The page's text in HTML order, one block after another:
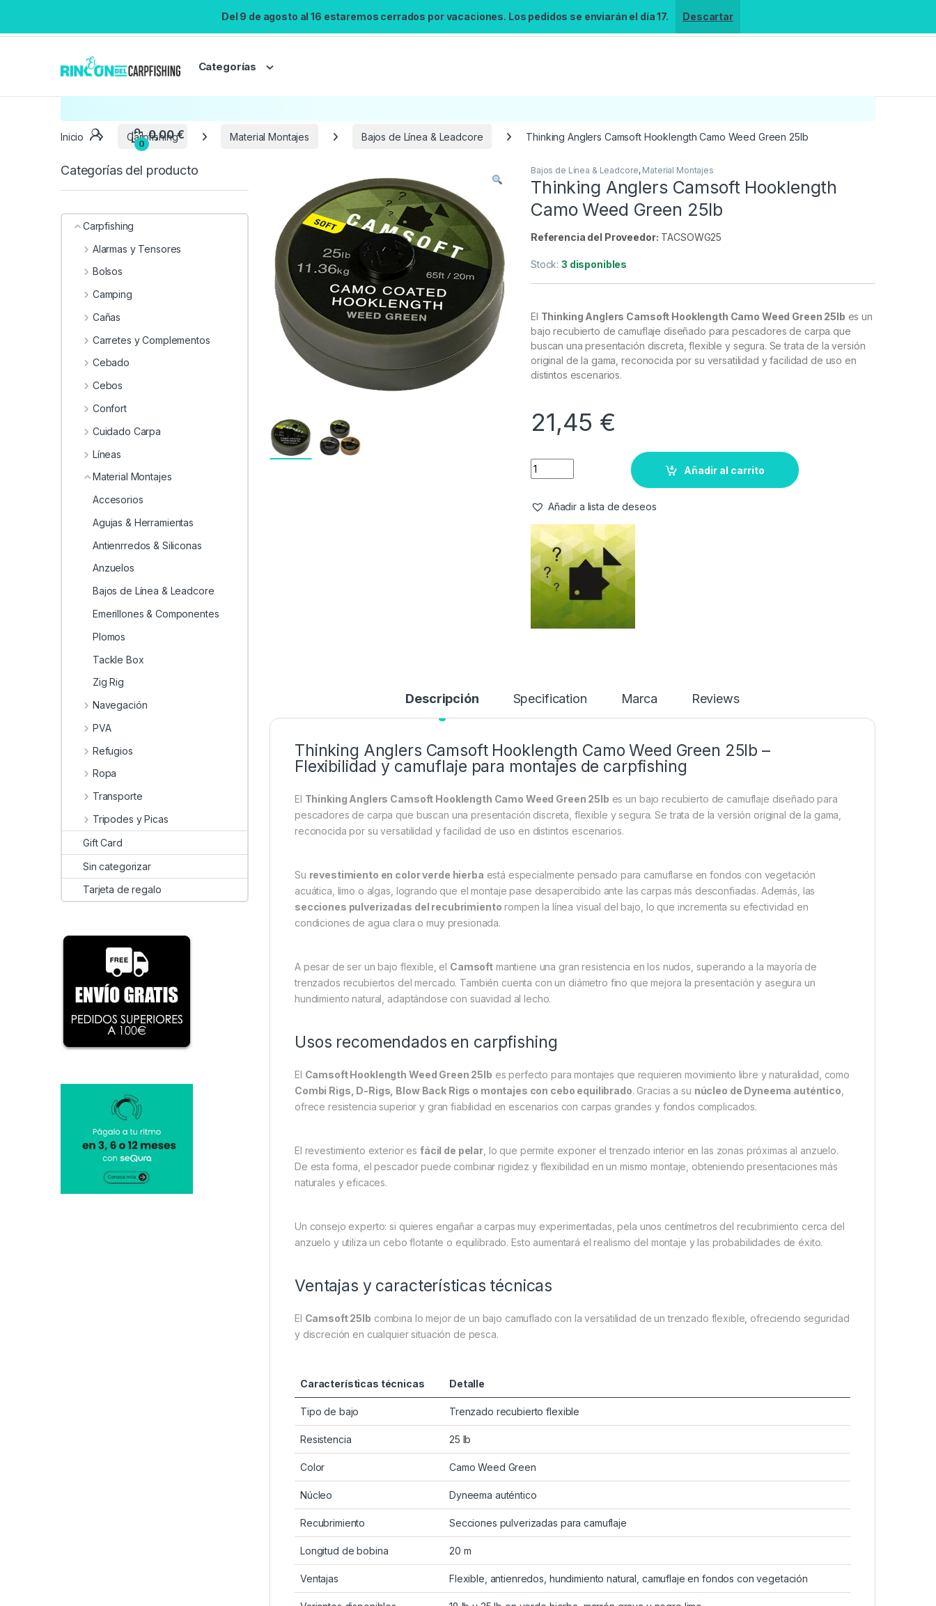
Del 9 de agosto al 16 estaremos cerrados por vacaciones. Los pedidos se enviarán el día 17. Descartar
Categorías
Búsqueda no disponible
No se pudo cargar el widget de búsqueda.
Inténtalo de nuevo.
Reintentar
Inicio Carpfishing Material Montajes Bajos de Línea & Leadcore Thinking Anglers Camsoft Hooklength Camo Weed Green 25lb
Bajos de Línea & Leadcore, Material Montajes
Thinking Anglers Camsoft Hooklength
Camo Weed Green 25lb
Referencia del Proveedor: TACSOWG25
Stock:3 disponibles
El Thinking Anglers Camsoft Hooklength Camo Weed Green 25lb es un
bajo recubierto de camuflaje diseñado para pescadores de carpa que
buscan una presentación discreta, flexible y segura. Se trata de la versión
original de la gama, reconocida por su versatilidad y facilidad de uso en
distintos escenarios.
21,45 €
Añadir al carrito
Añadir a lista de deseos
Descripción Specification Marca Reviews
Thinking Anglers Camsoft Hooklength Camo Weed Green 25lb –
Flexibilidad y camuflaje para montajes de carpfishing
El Thinking Anglers Camsoft Hooklength Camo Weed Green 25lb es un bajo recubierto de camuflaje diseñado para
pescadores de carpa que buscan una presentación discreta, flexible y segura. Se trata de la versión original de la gama,
reconocida por su versatilidad y facilidad de uso en distintos escenarios.
Su revestimiento en color verde hierba está especialmente pensado para camuflarse en fondos con vegetación
acuática, limo o algas, logrando que el montaje pase desapercibido ante las carpas más desconfiadas. Además, las
secciones pulverizadas del recubrimiento rompen la línea visual del bajo, lo que incrementa su efectividad en
condiciones de agua clara o muy presionada.
A pesar de ser un bajo flexible, el Camsoft mantiene una gran resistencia en los nudos, superando a la mayoría de
trenzados recubiertos del mercado. También cuenta con un diámetro fino que mejora la presentación y asegura un
hundimiento natural, adaptándose con suavidad al lecho.
Usos recomendados en carpfishing
El Camsoft Hooklength Weed Green 25lb es perfecto para montajes que requieren movimiento libre y naturalidad, como
Combi Rigs, D-Rigs, Blow Back Rigs o montajes con cebo equilibrado. Gracias a su núcleo de Dyneema auténtico
ofrece resistencia superior y gran fiabilidad en escenarios con carpas grandes y fondos complicados.
El revestimiento exterior es fácil de pelar , lo que permite exponer el trenzado interior en las zonas próximas al anzuelo.
De esta forma, el pescador puede combinar rigidez y flexibilidad en un mismo montaje, obteniendo presentaciones más
naturales y eficaces.
Un consejo experto: si quieres engañar a carpas muy experimentadas, pela unos centímetros del recubrimiento cerca del
anzuelo y utiliza un cebo flotante o equilibrado. Esto aumentará el realismo del montaje y las probabilidades de éxito.
Ventajas y características técnicas
El Camsoft 25lb combina lo mejor de un bajo camuflado con la versatilidad de un trenzado flexible, ofreciendo seguridad
y discreción en cualquier situación de pesca.
Características técnicas Detalle
Tipo de bajo Trenzado recubierto flexible
Resistencia 25 lb
Color Camo Weed Green
Núcleo Dyneema auténtico
Recubrimiento Secciones pulverizadas para camuflaje
Longitud de bobina 20 m
Ventajas Flexible, antienredos, hundimiento natural, camuflaje en fondos con vegetación
Categorías del producto
Carpfishing
Alarmas y Tensores
Bolsos
Camping
Cañas
Carretes y Complementos
Cebado
Cebos
Confort
Cuidado Carpa
Líneas
Material Montajes
Accesorios
Agujas & Herramientas
Antienrredos & Siliconas
Anzuelos
Bajos de Línea & Leadcore
Emerillones & Componentes
Plomos
Tackle Box
Zig Rig
Navegación
PVA
Refugios
Ropa
Transporte
Tripodes y Picas
Gift Card
Sin categorizar
Tarjeta de regalo